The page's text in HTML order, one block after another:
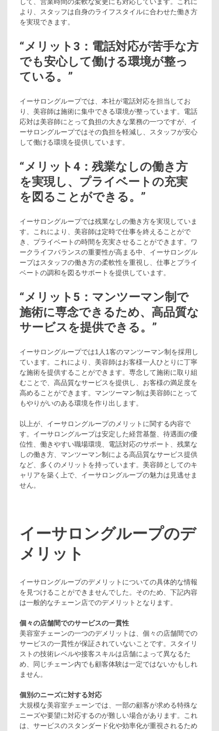
より、スタッフは自身のライフスタイルに合わせた働き方
を実現できます。
“メリット3：電話対応が苦手な方
でも安心して働ける環境が整っ
ている。”
イーサロングループでは、本社が電話対応を担当してお
り、美容師は施術に集中できる環境が整っています。電話
応対は美容師にとって負担の大きな業務の一つですが、イ
ーサロングループではその負担を軽減し、スタッフが安心
して働ける環境を提供しています。
“メリット4：残業なしの働き方
を実現し、プライベートの充実
を図ることができる。”
イーサロングループでは残業なしの働き方を実現していま
す。これにより、美容師は定時で仕事を終えることがで
き、プライベートの時間を充実させることができます。ワ
ークライフバランスの重要性が高まる中、イーサロングル
ープはスタッフの働き方の柔軟性を重視し、仕事とプライ
ベートの調和を図るサポートを提供しています。
“メリット5：マンツーマン制で
施術に専念できるため、高品質な
サービスを提供できる。”
イーサロングループでは1人1客のマンツーマン制を採用し
ています。これにより、美容師はお客様一人ひとりに丁寧
な施術を提供することができます。専念して施術に取り組
むことで、高品質なサービスを提供し、お客様の満足度を
高めることができます。マンツーマン制は美容師にとって
もやりがいのある環境を作り出します。
以上が、イーサロングループのメリットに関する内容で
す。イーサロングループは安定した経営基盤、待遇面の優
位性、働きやすい職場環境、電話対応のサポート、残業な
しの働き方、マンツーマン制による高品質なサービス提供
など、多くのメリットを持っています。美容師としてのキ
ャリアを築く上で、イーサロングループの魅力は見逃せま
せん。
イーサロングループのデ
メリット
イーサロングループのデメリットについての具体的な情報
を見つけることができませんでした。そのため、下記内容
は一般的なチェーン店でのデメリットとなります。
個々の店舗間でのサービスの一貫性
美容室チェーンの一つのデメリットは、個々の店舗間での
サービスの一貫性が保証されていないことです。スタイリ
ストの技術レベルや接客スキルは店舗によって異なるた
め、同じチェーン内でも顧客体験は一定ではないかもしれ
ません。
個別のニーズに対する対応
大規模な美容室チェーンでは、一部の顧客が求める特殊な
ニーズや要望に対応するのが難しい場合があります。これ
は、サービスのスタンダード化や効率化が重視されるため